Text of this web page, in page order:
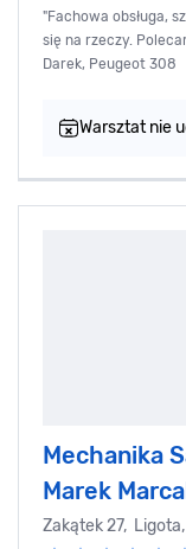
"Fachowa obsługa,
się na rzeczy.
Darek, Peugeot 308
Warsztat nie
Mechanika
Marek
Zakątek 27, Ligota,